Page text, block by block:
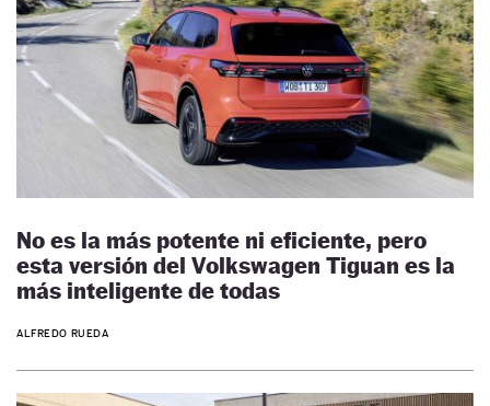
No es la más potente ni eficiente, pero
esta versión del Volkswagen Tiguan es la
más inteligente de todas
ALFREDO RUEDA